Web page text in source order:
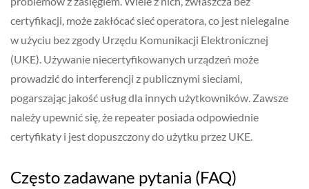
certyfikacji, może zakłócać sieć operatora, co jest nielegalne
w użyciu bez zgody Urzędu Komunikacji Elektronicznej
(UKE). Używanie niecertyfikowanych urządzeń może
prowadzić do interferencji z publicznymi sieciami,
pogarszając jakość usług dla innych użytkowników. Zawsze
należy upewnić się, że repeater posiada odpowiednie
certyfikaty i jest dopuszczony do użytku przez UKE.
Często zadawane pytania (FAQ)